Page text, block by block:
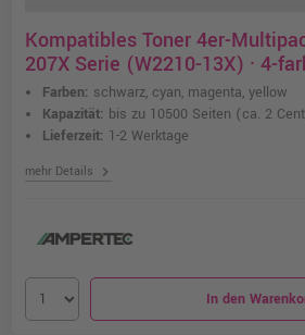
Kompatibles Toner 4er-
207X Serie (W2210-13X) · 4-
Farben: schwarz, cyan, magenta, yellow
Kapazität: bis zu 10500 Seiten (ca. 2
Lieferzeit: 1-2 Werktage
mehr Details chevron_right
In den